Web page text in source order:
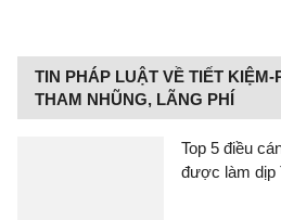
TIN PHÁP LUẬT VỀ TIẾT KIỆM-
THAM NHŨNG, LÃNG PHÍ
Top 5 điều
được làm dịp